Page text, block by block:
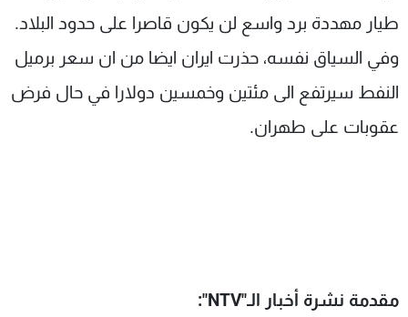
طيار مهددة برد واسع لن يكون قاصرا على حدود البلاد.
وفي السياق نفسه، حذرت ايران ايضا من ان سعر برميل
النفط سيرتفع الى مئتين وخمسين دولارا في حال فرض
عقوبات على طهران.
مقدمة نشرة أخبار الـ"NTV
":